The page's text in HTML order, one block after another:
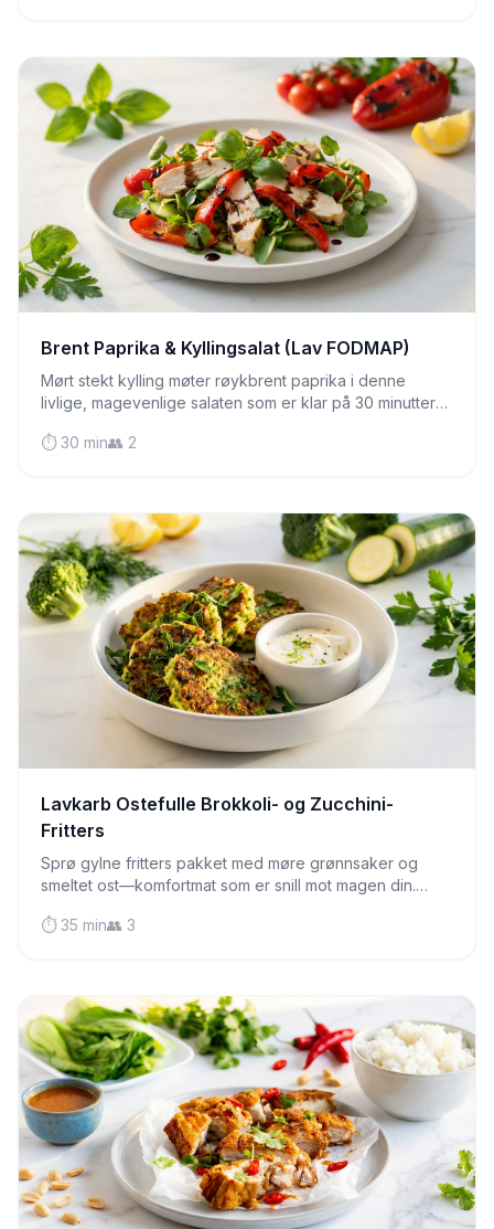
Brent Paprika & Kyllingsalat (Lav FODMAP)
Mørt stekt kylling møter røykbrent paprika i denne
livlige, magevenlige salaten som er klar på 30 minutter—
⏱️ 30 min👥 2
Lavkarb Ostefulle Brokkoli- og Zucchini-
Fritters
Sprø gylne fritters pakket med møre grønnsaker og
smeltet ost—komfortmat som er snill mot magen din.
⏱️ 35 min👥 3